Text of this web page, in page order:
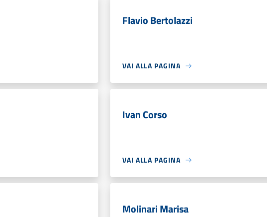
Flavio Bertolazzi
VAI ALLA PAGINA
Ivan Corso
VAI ALLA PAGINA
Molinari Marisa